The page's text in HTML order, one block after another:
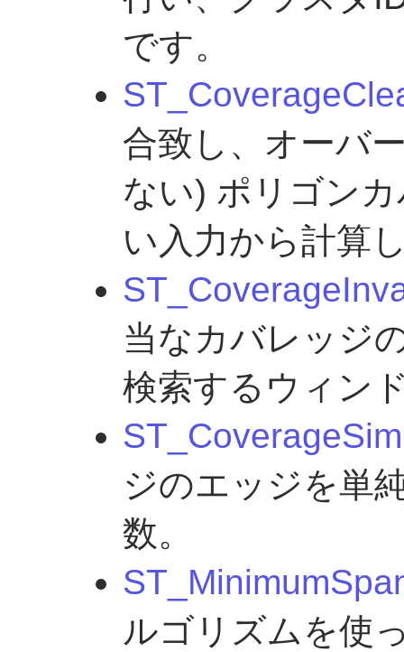
です。
合致し、オーバ
ない) ポリゴン
い入力から計算
当なカバレッジ
検索するウィン
ジのエッジを単
数。
ルゴリズムを使